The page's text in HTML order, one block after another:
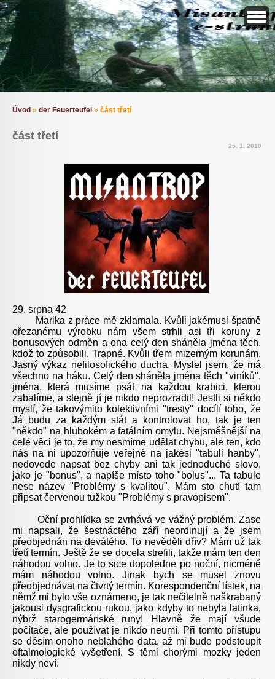
Úvod » der Feuerteufel » část třetí
část třetí
25. 1. 2010
29. srpna 42
Marika z práce mě zklamala. Kvůli jakémusi špatně
ořezanému výrobku nám všem strhli asi tři koruny z
bonusových odměn a ona celý den sháněla jména těch,
kdož to způsobili. Trapné. Kvůli třem mizerným korunám.
Jasný výkaz nefilosofického ducha. Myslel jsem, že má
všechno na háku. Celý den sháněla jména těch "viníků",
jména, která musíme psát na každou krabici, kterou
zabalíme, a stejně jí je nikdo neprozradil! Jestli si někdo
myslí, že takovýmito kolektivními "tresty" docílí toho, že
Já budu za každým stát a kontrolovat ho, tak je ten
"někdo" na hlubokém a fatálním omylu. Nejsměšnější na
celé věci je to, že my nesmíme udělat chybu, ale ten, kdo
nás na ni upozorňuje veřejně na jakési "tabuli hanby",
nedovede napsat bez chyby ani tak jednoduché slovo,
jako je "bonus", a napíše místo toho "bolus"... Ta tabule
nese název "Problémy s kvalitou". Mám sto chutí tam
připsat červenou tužkou "Problémy s pravopisem".
Oční prohlídka se zvrhává ve vážný problém. Zase
mi napsali, že šestnáctého září neordinují a že jsem
přeobjednán na devátého. To nevěděli dřív? Mám už tak
třetí termín. Ještě že se docela strefili, takže mám ten den
náhodou volno. Je to sice dopoledne po noční, nicméně
mám náhodou volno. Jinak bych se musel znovu
přeobjednávat na čtvrtý termín. Korespondenční lístek, na
němž mi bylo vše oznámeno, je tak nečitelně naškrabaný
jakousi dysgrafickou rukou, jako kdyby to nebyla latinka,
nýbrž starogermánské runy! Hlavně že mají všude
počítače, ale používat je nikdo neumí. Při tomto přístupu
se děsím onoho neblahého data, až mi bude podstoupit
oftalmologické vyšetření. S těmi chorými mozky jeden
nikdy neví.